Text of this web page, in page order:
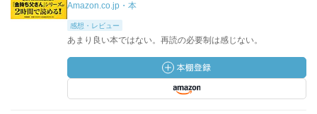
Amazon.co.jp・本
感想・レビュー
あまり良い本ではない。再読の必要制は感じない。